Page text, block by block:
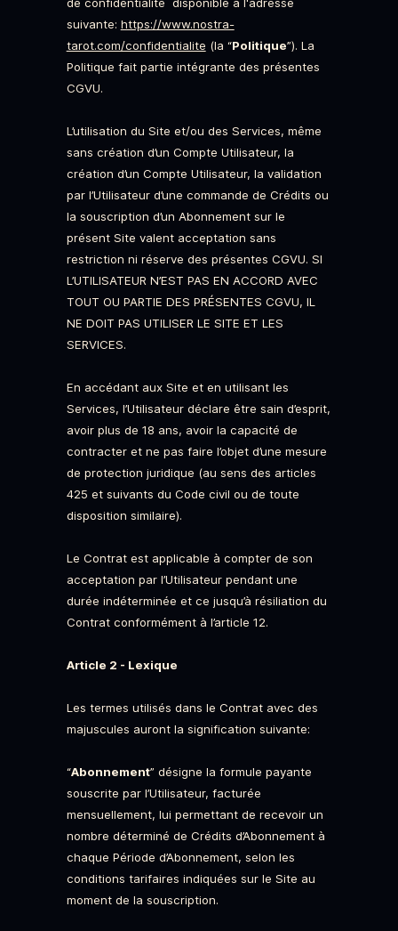
suivante: https://www.nostra-
tarot.com/confidentialite (la “Politique”). La
Politique fait partie intégrante des présentes
CGVU.
L’utilisation du Site et/ou des Services, même
sans création d’un Compte Utilisateur, la
création d’un Compte Utilisateur, la validation
par l’Utilisateur d’une commande de Crédits ou
la souscription d’un Abonnement sur le
présent Site valent acceptation sans
restriction ni réserve des présentes CGVU. SI
L’UTILISATEUR N’EST PAS EN ACCORD AVEC
TOUT OU PARTIE DES PRÉSENTES CGVU, IL
NE DOIT PAS UTILISER LE SITE ET LES
SERVICES.
En accédant aux Site et en utilisant les
Services, l’Utilisateur déclare être sain d’esprit,
avoir plus de 18 ans, avoir la capacité de
contracter et ne pas faire l’objet d’une mesure
de protection juridique (au sens des articles
425 et suivants du Code civil ou de toute
disposition similaire).
Le Contrat est applicable à compter de son
acceptation par l’Utilisateur pendant une
durée indéterminée et ce jusqu’à résiliation du
Contrat conformément à l’article 12.
Article 2 - Lexique
Les termes utilisés dans le Contrat avec des
majuscules auront la signification suivante:
“Abonnement” désigne la formule payante
souscrite par l’Utilisateur, facturée
mensuellement, lui permettant de recevoir un
nombre déterminé de Crédits d’Abonnement à
chaque Période d’Abonnement, selon les
conditions tarifaires indiquées sur le Site au
moment de la souscription.